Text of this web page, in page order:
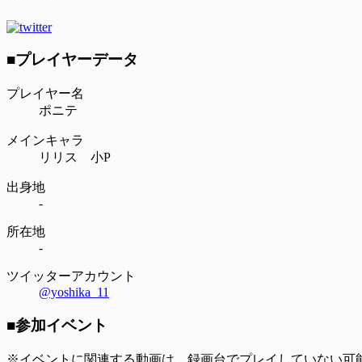
■プレイヤーデータ
プレイヤー名
ポニテ
メインキャラ
リリス 小P
出身地
-
所在地
-
ツイッターアカウント
@yoshika_11
■参加イベント
※イベントに関連する動画は、録画台でプレイしていない可